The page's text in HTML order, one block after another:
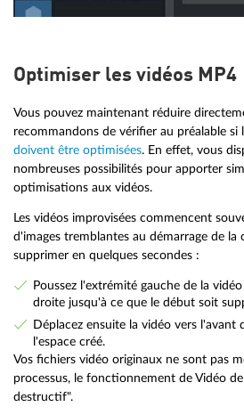
Optimiser les vidéos MP4
Vous pouvez maintenant réduire
recommandons de vérifier au préalable si
doivent être optimisées. En effet, vous
nombreuses possibilités pour apporter
optimisations aux vidéos.
Les vidéos improvisées commencent
d'images tremblantes au démarrage de la
supprimer en quelques secondes :
Poussez l'extrémité gauche de la
droite jusqu'à ce que le début soit
Déplacez ensuite la vidéo vers l'avant
l'espace créé.
Vos fichiers vidéo originaux ne sont pas
processus, le fonctionnement de Vidéo
destructif".